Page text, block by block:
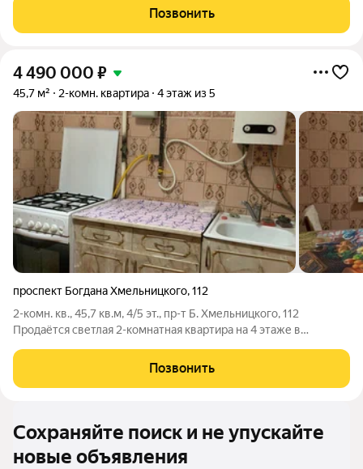
выровнены, в жилых комнатах натяжной потолок. С/у
совмещенный в современной плитке.
Позвонить
4 490 000 ₽
45,7 м² 2-комн. квартира 4 этаж из 5
проспект Богдана Хмельницкого,112
2-комн. кв., 45,7 кв.м, 4/5 эт., пр-т Б. Хмельницкого, 112
Продаётся светлая 2-комнатная квартира на 4 этаже в
двор и гимназию №2. О квартире: Общая площадь 45,7 кв.м,
кухня 9 кв.м. Комнаты
Позвонить
Сохраняйте поиск и не упускайте
новые объявления